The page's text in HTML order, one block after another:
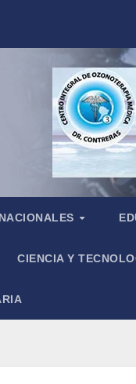
CIENCIA Y